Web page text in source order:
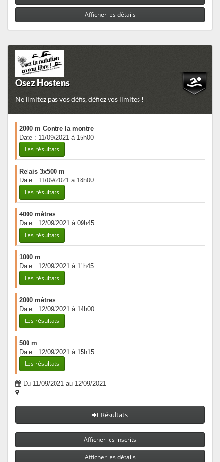
Afficher les détails
Osez Hostens
Ne limitez pas vos défis, défiez vos limites !
2000 m Contre la montre
Date : 11/09/2021 à 15h00
Les résultats
Relais 3x500 m
Date : 11/09/2021 à 18h00
Les résultats
4000 mètres
Date : 12/09/2021 à 09h45
Les résultats
1000 m
Date : 12/09/2021 à 11h45
Les résultats
2000 mètres
Date : 12/09/2021 à 14h00
Les résultats
500 m
Date : 12/09/2021 à 15h15
Les résultats
Du 11/09/2021 au 12/09/2021
Résultats
Afficher les inscrits
Afficher les détails